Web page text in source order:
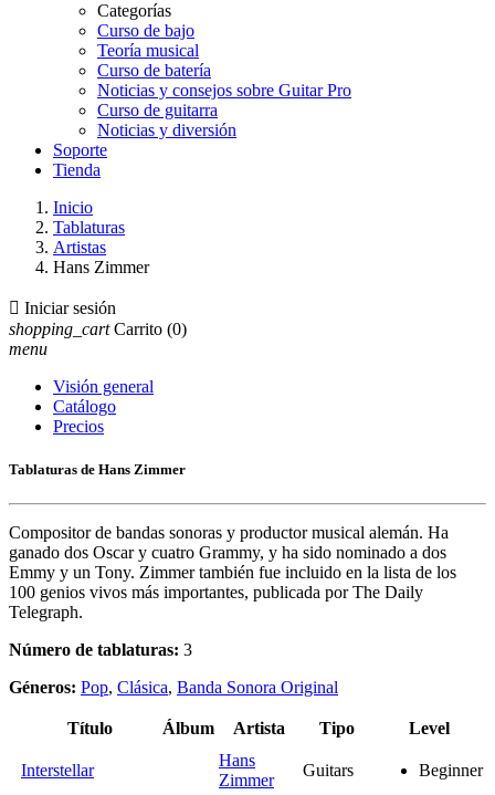
Categorías
Curso de bajo
Teoría musical
Curso de batería
Noticias y consejos sobre Guitar Pro
Curso de guitarra
Noticias y diversión
Soporte
Tienda
Inicio
Tablaturas
Artistas
Hans Zimmer
 Iniciar sesión
shopping_cart Carrito (0)
menu
Visión general
Catálogo
Precios
Tablaturas de Hans Zimmer
Compositor de bandas sonoras y productor musical alemán. Ha
ganado dos Oscar y cuatro Grammy, y ha sido nominado a dos
Emmy y un Tony. Zimmer también fue incluido en la lista de los
100 genios vivos más importantes, publicada por The Daily
Telegraph.
Número de tablaturas: 3
Géneros: Pop, Clásica, Banda Sonora Original
Título Álbum Artista Tipo Level
Interstellar
Hans
Zimmer
Guitars Beginner